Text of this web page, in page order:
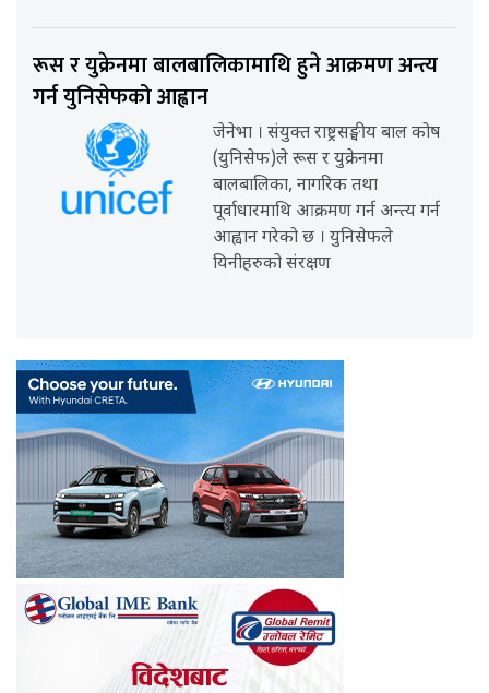
रूस र युक्रेनमा बालबालिकामाथि हुने आक्रमण अन्त्य
गर्न युनिसेफको आह्वान
जेनेभा । संयुक्त राष्ट्रसङ्घीय बाल कोष
(युनिसेफ)ले रूस र युक्रेनमा
बालबालिका, नागरिक तथा
पूर्वाधारमाथि आक्रमण गर्न अन्त्य गर्न
आह्वान गरेको छ । युनिसेफले
यिनीहरुको संरक्षण